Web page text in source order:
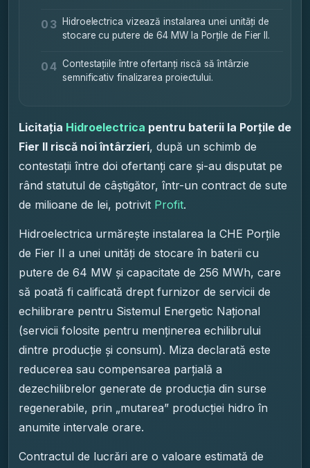
03
Hidroelectrica vizează instalarea unei unități de
stocare cu putere de 64 MW la Porțile de Fier II.
04 Contestațiile între ofertanți riscă să întârzie
semnificativ finalizarea proiectului.
Licitația Hidroelectrica pentru baterii la Porțile de
Fier II riscă noi întârzieri, după un schimb de
contestații între doi ofertanți care și-au disputat pe
rând statutul de câștigător, într-un contract de sute
de milioane de lei, potrivit Profit.
Hidroelectrica urmărește instalarea la CHE Porțile
de Fier II a unei unități de stocare în baterii cu
putere de 64 MW și capacitate de 256 MWh, care
să poată fi calificată drept furnizor de servicii de
echilibrare pentru Sistemul Energetic Național
(servicii folosite pentru menținerea echilibrului
dintre producție și consum). Miza declarată este
reducerea sau compensarea parțială a
dezechilibrelor generate de producția din surse
regenerabile, prin „mutarea” producției hidro în
anumite intervale orare.
Contractul de lucrări are o valoare estimată de